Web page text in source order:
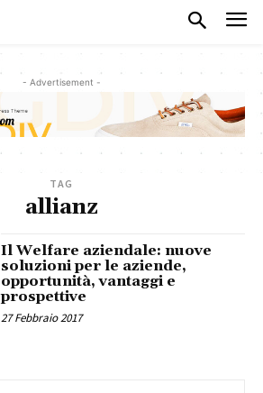
- Advertisement -
TAG
allianz
Il Welfare aziendale: nuove
soluzioni per le aziende,
opportunità, vantaggi e
prospettive
27 Febbraio 2017